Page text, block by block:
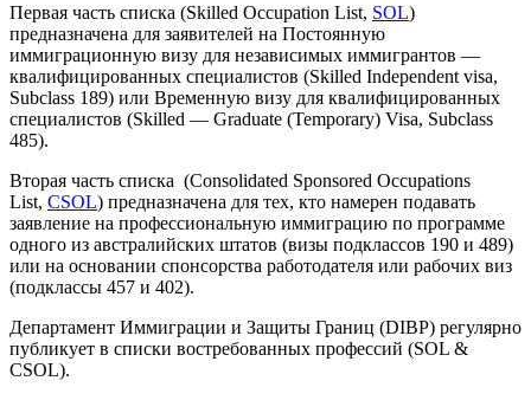
Первая часть списка (Skilled Occupation List, SOL)
предназначена для заявителей на Постоянную
иммиграционную визу для независимых иммигрантов —
квалифицированных специалистов (Skilled Independent visa,
Subclass 189) или Временную визу для квалифицированных
специалистов (Skilled — Graduate (Temporary) Visa, Subclass
485).
Вторая часть списка (Consolidated Sponsored Occupations
List, CSOL) предназначена для тех, кто намерен подавать
заявление на профессиональную иммиграцию по программе
одного из австралийских штатов (визы подклассов 190 и 489)
или на основании спонсорства работодателя или рабочих виз
(подклассы 457 и 402).
Департамент Иммиграции и Защиты Границ (DIBP) регулярно
публикует в списки востребованных профессий (SOL &
CSOL).